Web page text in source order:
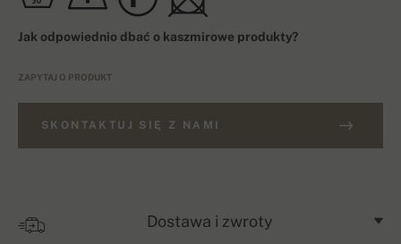
Jak odpowiednio dbać o kaszmirowe produkty?
ZAPYTAJ O PRODUKT
SKONTAKTUJ SIĘ Z NAMI
Dostawa i zwroty